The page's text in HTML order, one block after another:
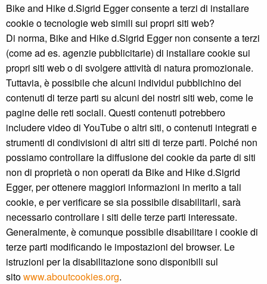
Bike and Hike d.Sigrid Egger consente a terzi di installare
cookie o tecnologie web simili sui propri siti web?
Di norma, Bike and Hike d.Sigrid Egger non consente a terzi
(come ad es. agenzie pubblicitarie) di installare cookie sui
propri siti web o di svolgere attività di natura promozionale.
Tuttavia, è possibile che alcuni individui pubblichino dei
contenuti di terze parti su alcuni dei nostri siti web, come le
pagine delle reti sociali. Questi contenuti potrebbero
includere video di YouTube o altri siti, o contenuti integrati e
strumenti di condivisioni di altri siti di terze parti. Poiché non
possiamo controllare la diffusione dei cookie da parte di siti
non di proprietà o non operati da Bike and Hike d.Sigrid
Egger, per ottenere maggiori informazioni in merito a tali
cookie, e per verificare se sia possibile disabilitarli, sarà
necessario controllare i siti delle terze parti interessate.
Generalmente, è comunque possibile disabilitare i cookie di
terze parti modificando le impostazioni del browser. Le
istruzioni per la disabilitazione sono disponibili sul
sitowww.aboutcookies.org.